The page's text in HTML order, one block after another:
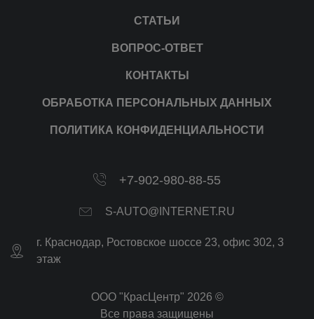
СТАТЬИ
ВОПРОС-ОТВЕТ
КОНТАКТЫ
ОБРАБОТКА ПЕРСОНАЛЬНЫХ ДАННЫХ
ПОЛИТИКА КОНФИДЕНЦИАЛЬНОСТИ
+7-902-980-88-55
S-AUTO@INTERNET.RU
г. Краснодар, Ростовское шоссе 23, офис 302, 3
этаж
ООО "КрасЦентр" 2026 ©
Все права защищены